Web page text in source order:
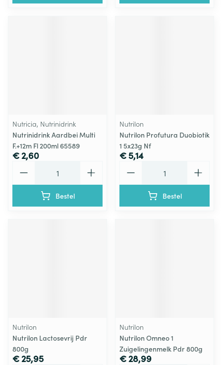
Nutricia, Nutrinidrink
Nutrinidrink Aardbei Multi
F.+12m Fl 200ml 65589
€ 2,60
Bestel
Nutrilon
Nutrilon Profutura Duobiotik
1 5x23g Nf
€ 5,14
Bestel
Nutrilon
Nutrilon Lactosevrij Pdr
800g
€ 25,95
Nutrilon
Nutrilon Omneo 1
Zuigelingenmelk Pdr 800g
€ 28,99